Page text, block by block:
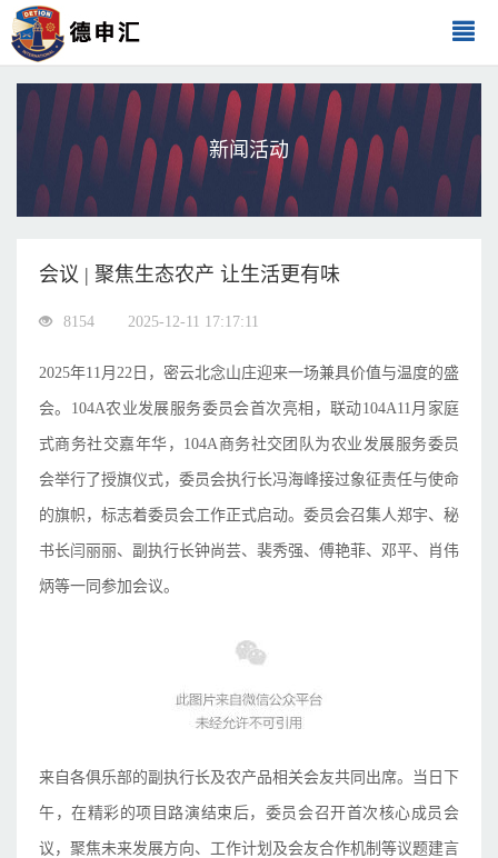
新闻活动
会议 | 聚焦生态农产 让生活更有味
8154 2025-12-11 17:17:11
2025年11月22日，密云北念山庄迎来一场兼具价值与温度的盛
会。104A农业发展服务委员会首次亮相，联动104A11月家庭
式商务社交嘉年华，104A商务社交团队为农业发展服务委员
会举行了授旗仪式，委员会执行长冯海峰接过象征责任与使命
的旗帜，标志着委员会工作正式启动。 委员会召集人郑宇、秘
书长闫丽丽、副执行长钟尚芸、裴秀强、傅艳菲、邓平、肖伟
炳等一同参加会议。
来自各俱乐部的副执行长及农产品相关会友共同出席。当日下
午，在精彩的项目路演结束后， 委员会召开首次核心成员会
议，聚焦未来发展方向、工作计划及会友合作机制等议题建言